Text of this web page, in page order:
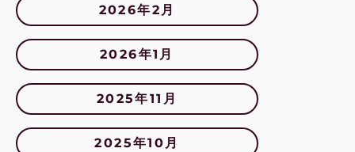
2026年2月
2026年1月
2025年11月
2025年10月